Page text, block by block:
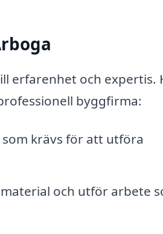
erfarenhet och expertis.
byggfirma:
krävs för att utföra
och utför arbete